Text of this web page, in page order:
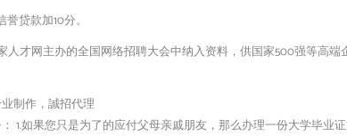
誉贷款加10分。
人才网主办的全国网络招聘大会中纳入资料，供国家500强等高端
制作，誠招代理
1.如果您只是为了的应付父母亲戚朋友，那么办理一份大学毕业